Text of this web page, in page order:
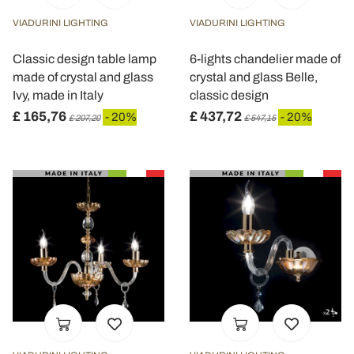
analizzare il nostro traffico. Condividiamo inoltre
nostri partner che si occupano di analisi dei dati web,
pubblicità e social media, i quali potrebbero combinarle
con altre informazioni che ha fornito loro o che hanno
raccolto dal suo utilizzo dei loro servizi.
VIADURINI LIGHTING
Classic design table lamp
made of crystal and glass
Ivy, made in Italy
£ 165,76 £ 207,20 - 20%
VIADURINI LIGHTING
6-lights chandelier made of
crystal and glass Belle,
classic design
£ 437,72 £ 547,15 - 20%